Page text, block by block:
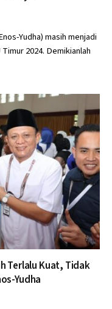
Yudha) masih menjadi
2024. Demikianlah
Terlalu Kuat, Tidak
Yudha